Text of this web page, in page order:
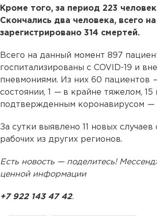
Кроме того, за период 223
Скончались два человека, всего
зарегистрировано 314 смертей.
Всего на данный момент 897
госпитализированы с COVID-19 и
пневмониями. Из них 60 пациентов
состоянии, 1
—в крайне тяжелом, 15
подтвержденным коронавирусом —
За сутки выявлено 11 новых
рабочих из других регионов.
Есть новость — поделитесь!
ценной информации
+7 922 143 47 42.